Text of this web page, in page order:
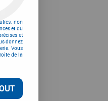
non
et du
et
donnez
Vous
de la